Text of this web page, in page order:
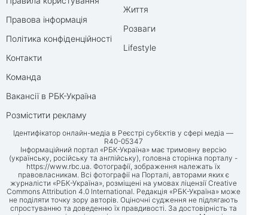
Правова інформація
Політика конфіденційності
Контакти
Команда
Вакансії в РБК-Україна
Розмістити рекламу
Життя
Розваги
Lifestyle
Ідентифікатор онлайн-медіа в Реєстрі суб’єктів у сфері медіа —
R40-05347
Інформаційний портал «РБК-Україна» має тримовну версію
(українську, російську та англійську), головна сторінка порталу -
https://www.rbc.ua. Фотографії, зображення належать їх
правовласникам. Всі фотографії на Порталі, авторами яких є
журналісти «РБК-Україна», розміщені на умовах ліцензії Creative
Commons Attribution 4.0 International. Редакція «РБК-Україна» може
не поділяти точку зору авторів. Оціночні судження не підлягають
спростуванню та доведенню їх правдивості. За достовірність та